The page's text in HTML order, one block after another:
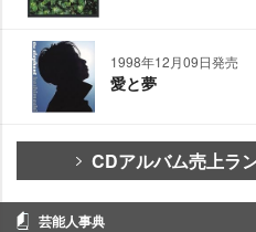
1998年12月09日発売
愛と夢
CDアルバム売上ラ
芸能人事典